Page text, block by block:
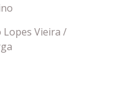
Lopes Vieira /